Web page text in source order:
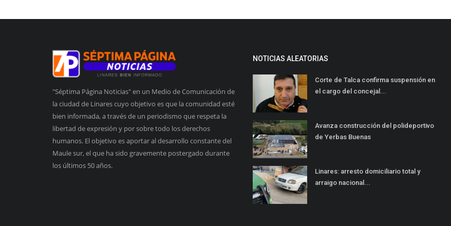
"Séptima Página Noticias" en un Medio de Comunicación de
la ciudad de Linares cuyo objetivo es que la comunidad esté
bien informada, a través de un periodismo que respeta la
libertad de expresión y por sobre todo los derechos
humanos. El objetivo es aportar al desarrollo constante del
Maule sur, el que ha sido gravemente postergado durante
los últimos 50 años.
NOTICIAS ALEATORIAS
Corte de Talca confirma suspensión en
el cargo del concejal...
Avanza construcción del polideportivo
de Yerbas Buenas
Linares: arresto domiciliario total y
arraigo nacional...